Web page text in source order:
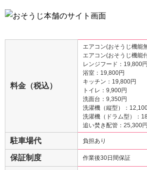
料金（税込）
エアコン(おそうじ機能
エアコン(おそうじ機能
レンジフード：19,800円
浴室：19,800円
キッチン：19,800円
トイレ：9,900円
洗面台：9,350円
洗濯機（縦型）：
洗濯機（ドラム型）：
追い焚き配管：25,300円
駐車場代 負担あり
保証制度 作業後30日間保証